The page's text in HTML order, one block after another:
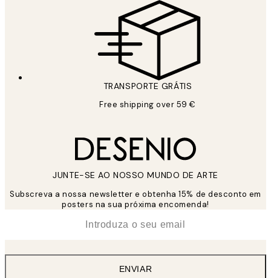
TRANSPORTE GRÁTIS
Free shipping over 59 €
JUNTE-SE AO NOSSO MUNDO DE ARTE
Subscreva a nossa newsletter e obtenha 15% de desconto em
posters na sua próxima encomenda!
ENVIAR